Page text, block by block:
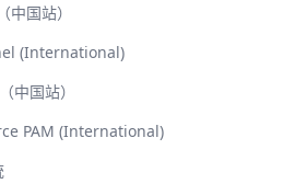
国站）
(International)
中国站）
PAM (International)